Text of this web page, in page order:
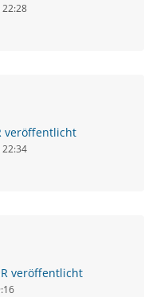
veröffentlicht
veröffentlicht